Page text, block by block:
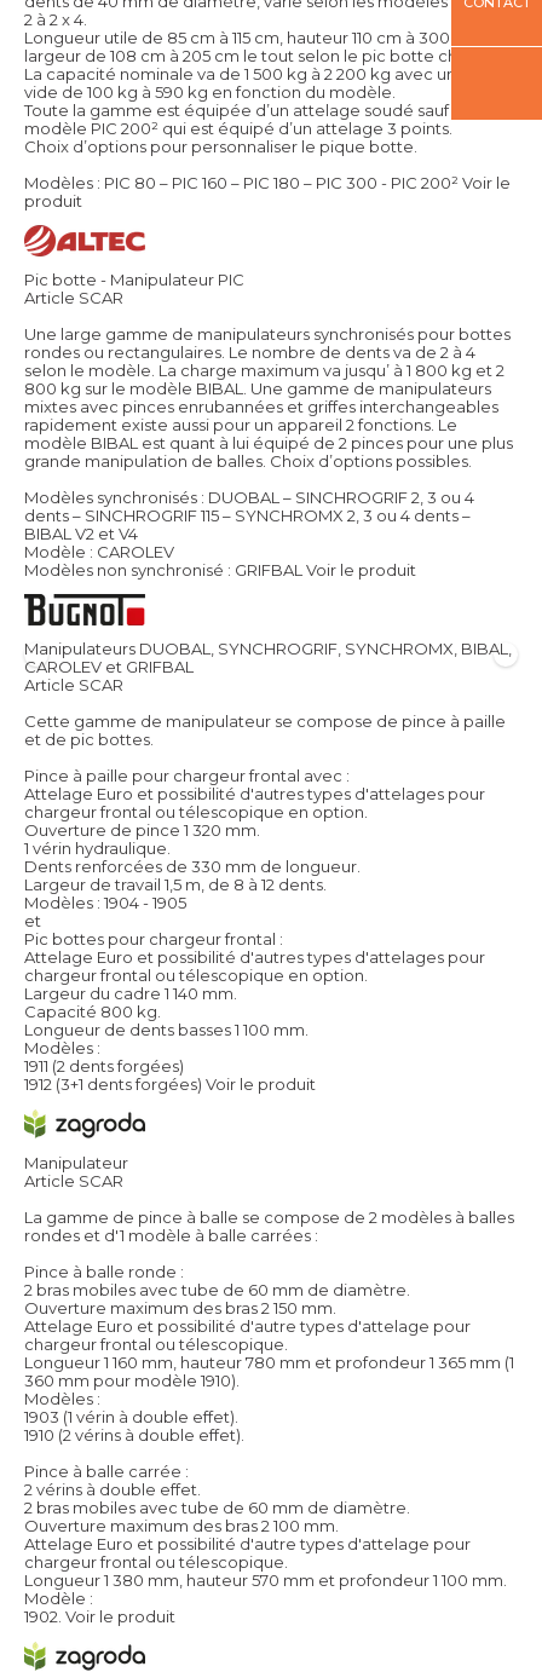
2 à 2 x 4.
Longueur utile de 85 cm à 115 cm, hauteur 110 cm à 300 cm et
largeur de 108 cm à 205 cm le tout selon le pic botte choisi.
La capacité nominale va de 1 500 kg à 2 200 kg avec un poids à
vide de 100 kg à 590 kg en fonction du modèle.
Toute la gamme est équipée d’un attelage soudé sauf le
modèle PIC 200² qui est équipé d’un attelage 3 points.
Choix d’options pour personnaliser le pique botte.
Modèles : PIC 80 – PIC 160 – PIC 180 – PIC 300 - PIC 200² Voir le
produit
Pic botte - Manipulateur PIC
Article SCAR
Une large gamme de manipulateurs synchronisés pour bottes
rondes ou rectangulaires. Le nombre de dents va de 2 à 4
selon le modèle. La charge maximum va jusqu’ à 1 800 kg et 2
800 kg sur le modèle BIBAL. Une gamme de manipulateurs
mixtes avec pinces enrubannées et griffes interchangeables
rapidement existe aussi pour un appareil 2 fonctions. Le
modèle BIBAL est quant à lui équipé de 2 pinces pour une plus
grande manipulation de balles. Choix d’options possibles.
Modèles synchronisés : DUOBAL – SINCHROGRIF 2, 3 ou 4
dents – SINCHROGRIF 115 – SYNCHROMX 2, 3 ou 4 dents –
BIBAL V2 et V4
Modèle : CAROLEV
Modèles non synchronisé : GRIFBAL Voir le produit
Manipulateurs DUOBAL, SYNCHROGRIF, SYNCHROMX, BIBAL,
CAROLEV et GRIFBAL
Article SCAR
Cette gamme de manipulateur se compose de pince à paille
et de pic bottes.
Pince à paille pour chargeur frontal avec :
Attelage Euro et possibilité d'autres types d'attelages pour
chargeur frontal ou télescopique en option.
Ouverture de pince 1 320 mm.
1 vérin hydraulique.
Dents renforcées de 330 mm de longueur.
Largeur de travail 1,5 m, de 8 à 12 dents.
Modèles : 1904 - 1905
et
Pic bottes pour chargeur frontal :
Attelage Euro et possibilité d'autres types d'attelages pour
chargeur frontal ou télescopique en option.
Largeur du cadre 1 140 mm.
Capacité 800 kg.
Longueur de dents basses 1 100 mm.
Modèles :
1911 (2 dents forgées)
1912 (3+1 dents forgées) Voir le produit
Manipulateur
Article SCAR
La gamme de pince à balle se compose de 2 modèles à balles
rondes et d'1 modèle à balle carrées :
Pince à balle ronde :
2 bras mobiles avec tube de 60 mm de diamètre.
Ouverture maximum des bras 2 150 mm.
Attelage Euro et possibilité d'autre types d'attelage pour
chargeur frontal ou télescopique.
Longueur 1 160 mm, hauteur 780 mm et profondeur 1 365 mm (1
360 mm pour modèle 1910).
Modèles :
1903 (1 vérin à double effet).
1910 (2 vérins à double effet).
Pince à balle carrée :
2 vérins à double effet.
2 bras mobiles avec tube de 60 mm de diamètre.
Ouverture maximum des bras 2 100 mm.
Attelage Euro et possibilité d'autre types d'attelage pour
chargeur frontal ou télescopique.
Longueur 1 380 mm, hauteur 570 mm et profondeur 1 100 mm.
Modèle :
1902. Voir le produit